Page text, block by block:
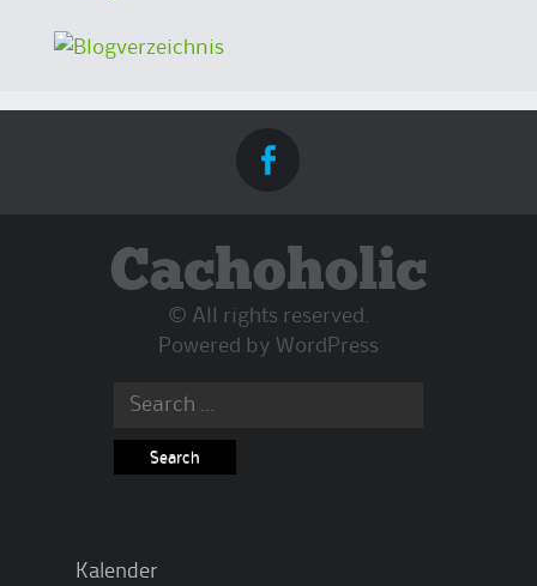
Cachoholic
© All rights reserved.
Powered by WordPress
Search
Kalender